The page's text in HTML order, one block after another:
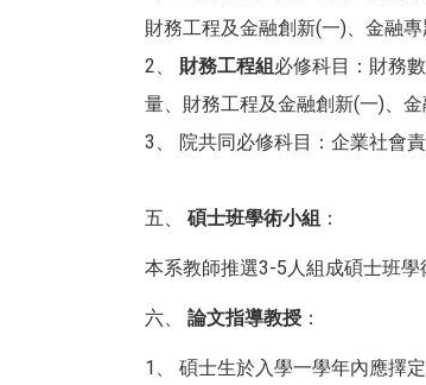
財務工程及金融創新(一)、金融專
2、 財務工程組必修科目：財務
量、財務工程及金融創新(一)、金
3、 院共同必修科目：企業社會責
五、 碩士班學術小組 ：
本系教師推選3-5人組成碩士班學
六、 論文指導教授 ：
1、 碩士生於入學一學年內應擇